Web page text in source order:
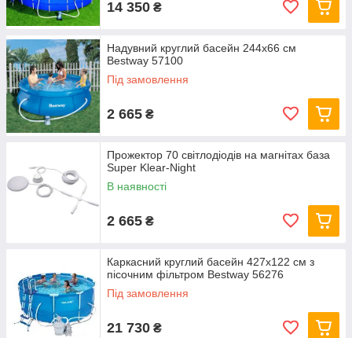
14 350 ₴
Надувний круглий басейн 244х66 см
Bestway 57100
Під замовлення
2 665 ₴
Прожектор 70 світлодіодів на магнітах база
Super Klear-Night
В наявності
2 665 ₴
Каркасний круглий басейн 427x122 см з
пісочним фільтром Bestway 56276
Під замовлення
21 730 ₴